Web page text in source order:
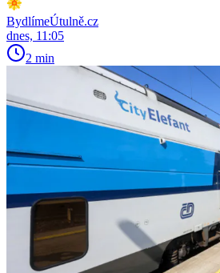
BydlímeÚtulně.cz
dnes, 11:05
2 min